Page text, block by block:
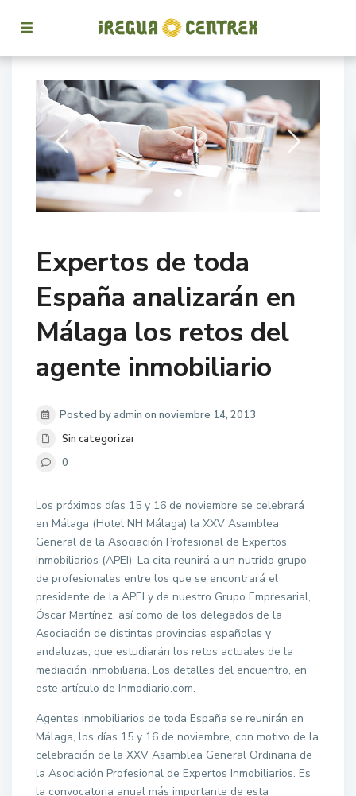
Expertos de toda
España analizarán en
Málaga los retos del
agente inmobiliario
Posted by admin on noviembre 14, 2013
Sin categorizar
0
Los próximos días 15 y 16 de noviembre se celebrará
en Málaga (Hotel NH Málaga) la XXV Asamblea
General de la Asociación Profesional de Expertos
Inmobiliarios (APEI). La cita reunirá a un nutrido grupo
de profesionales entre los que se encontrará el
presidente de la APEI y de nuestro Grupo Empresarial,
Óscar Martínez, así como de los delegados de la
Asociación de distintas provincias españolas y
andaluzas, que estudiarán los retos actuales de la
mediación inmobiliaria. Los detalles del encuentro, en
este artículo de Inmodiario.com.
Agentes inmobiliarios de toda España se reunirán en
Málaga, los días 15 y 16 de noviembre, con motivo de la
celebración de la XXV Asamblea General Ordinaria de
la Asociación Profesional de Expertos Inmobiliarios. Es
la convocatoria anual más importante de esta